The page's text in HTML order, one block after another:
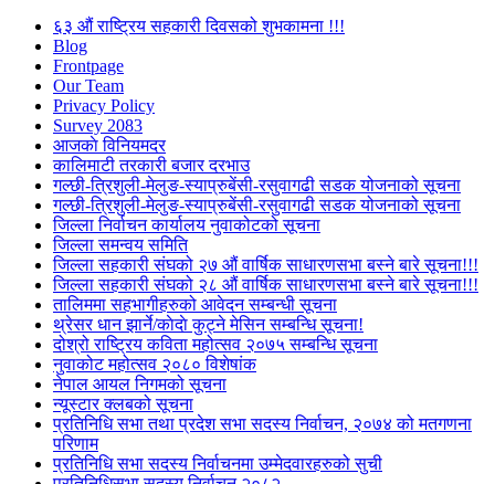
६३ औं राष्ट्रिय सहकारी दिवसको शुभकामना !!!
Blog
Frontpage
Our Team
Privacy Policy
Survey 2083
आजकाे विनियमदर
कालिमाटी तरकारी बजार दरभाउ
गल्छी-त्रिशुली-मेलुङ-स्याप्रुबेंसी-रसुवागढी सडक योजनाको सूचना
गल्छी-त्रिशुली-मेलुङ-स्याप्रुबेंसी-रसुवागढी सडक योजनाको सूचना
जिल्ला निर्वाचन कार्यालय नुवाकोटको सूचना
जिल्ला समन्वय समिति
जिल्ला सहकारी संघको २७ औं वार्षिक साधारणसभा बस्ने बारे सूचना!!!
जिल्ला सहकारी संघको २८ औं वार्षिक साधारणसभा बस्ने बारे सूचना!!!
तालिममा सहभागीहरुको आवेदन सम्बन्धी सूचना
थ्रेसर धान झार्ने/काेदाे कुट्ने मेसिन सम्बन्धि सूचना!
दोश्रो राष्ट्रिय कविता महोत्सव २०७५ सम्बन्धि सूचना
नुवाकोट महोत्सव २०८० विशेषांक
नेपाल आयल निगमको सूचना
न्यूस्टार क्लबको सूचना
प्रतिनिधि सभा तथा प्रदेश सभा सदस्य निर्वाचन, २०७४ को मतगणना
परिणाम
प्रतिनिधि सभा सदस्य निर्वाचनमा उम्मेदवारहरुको सुची